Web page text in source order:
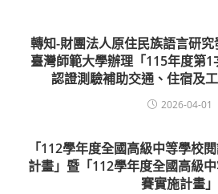
轉知-財團法人原住民族語言研
臺灣師範大學辦理「115年度第
認證測驗補助交通、住宿及
2026-04-01
「112學年度全國高級中等學校
計畫」暨「112學年度全國高級
賽實施計畫」